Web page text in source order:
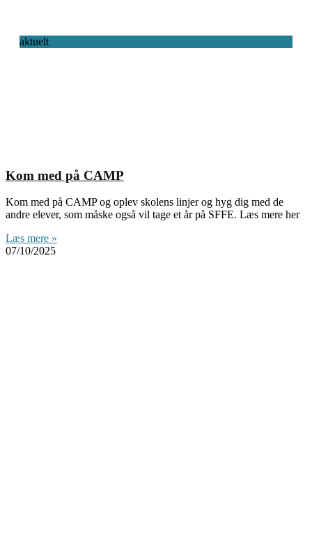
aktuelt
Kom med på CAMP
Kom med på CAMP og oplev skolens linjer og hyg dig med de
andre elever, som måske også vil tage et år på SFFE. Læs mere her
Læs mere »
07/10/2025